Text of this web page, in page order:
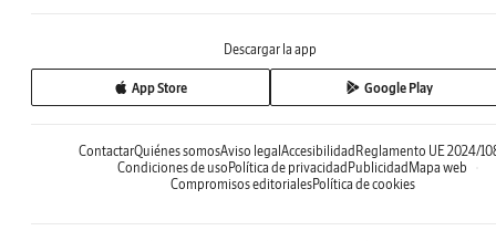
Descargar la app
App Store Google Play
ContactarQuiénes somosAviso legal Accesibilidad Reglamento UE 2024/
Condiciones de uso Política de privacidad Publicidad Mapa web
Compromisos editorialesPolítica de cookies